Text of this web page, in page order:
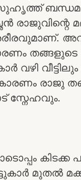
വഴി
രാജു
സ്നേഹവും.
കിടക്ക
മുതൽ